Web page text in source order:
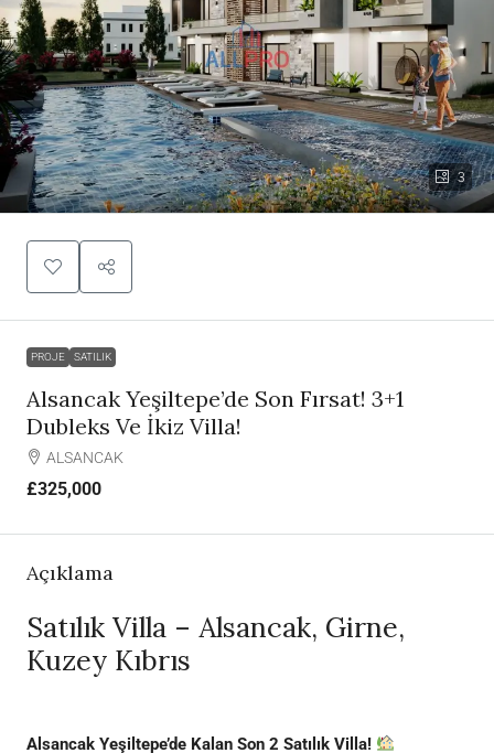
3
PROJE SATILIK
Alsancak Yeşiltepe’de Son Fırsat! 3+1
Dubleks Ve İkiz Villa!
ALSANCAK
£325,000
Açıklama
Satılık Villa – Alsancak, Girne,
Kuzey Kıbrıs
Alsancak Yeşiltepe’de Kalan Son 2 Satılık Villa!